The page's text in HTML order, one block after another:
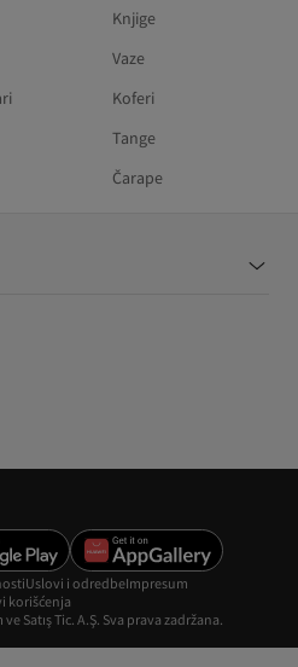
Knjige
Vaze
Koferi
Tange
Čarape
Satış Tic. A.Ş. Sva prava zadržana.
Uslovi i odredbeImpresum
korišćenja